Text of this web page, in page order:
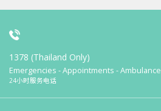
1378 (Thailand Only)
Emergencies - Appointments - Ambulance
24小时服务电话